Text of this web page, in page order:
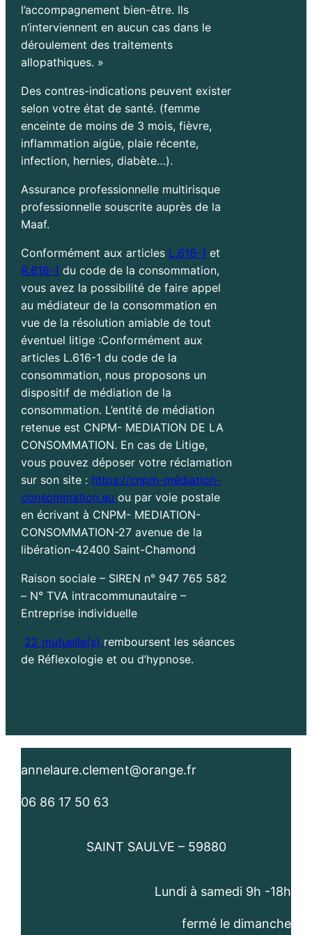
l’accompagnement bien-être. Ils
n’interviennent en aucun cas dans le
déroulement des traitements
allopathiques. »
Des contres-indications peuvent exister
selon votre état de santé. (femme
enceinte de moins de 3 mois, fièvre,
inflammation aigüe, plaie récente,
infection, hernies, diabète…).
Assurance professionnelle multirisque
professionnelle souscrite auprès de la
Maaf.
Conformément aux articles L.616-1 et
R.616-1 du code de la consommation,
vous avez la possibilité de faire appel
au médiateur de la consommation en
vue de la résolution amiable de tout
éventuel litige :Conformément aux
articles L.616-1 du code de la
consommation, nous proposons un
dispositif de médiation de la
consommation. L’entité de médiation
retenue est CNPM- MEDIATION DE LA
CONSOMMATION. En cas de Litige,
vous pouvez déposer votre réclamation
sur son site : https://cnpm-médiation-
consommation.euou par voie postale
en écrivant à CNPM- MEDIATION-
CONSOMMATION-27 avenue de la
libération-42400 Saint-Chamond
Raison sociale – SIREN n° 947 765 582
– N° TVA intracommunautaire –
Entreprise individuelle
22 mutuelle(s) remboursent les séances
de Réflexologie et ou d’hypnose.
annelaure.clement@orange.fr
06 86 17 50 63
SAINT SAULVE – 59880
Lundi à samedi 9h -18h​
fermé le dimanche